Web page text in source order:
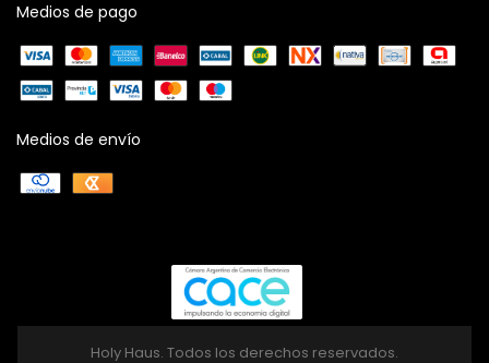
Medios de pago
Medios de envío
Holy Haus. Todos los derechos reservados.